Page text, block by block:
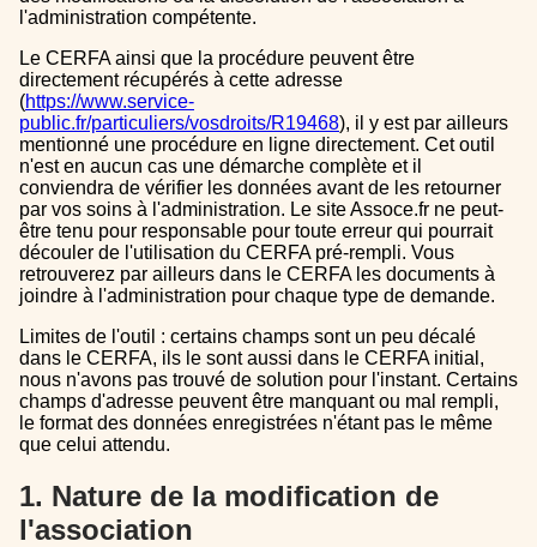
l'administration compétente.
Le CERFA ainsi que la procédure peuvent être
directement récupérés à cette adresse
(https://www.service-
public.fr/particuliers/vosdroits/R19468), il y est par ailleurs
mentionné une procédure en ligne directement. Cet outil
n'est en aucun cas une démarche complète et il
conviendra de vérifier les données avant de les retourner
par vos soins à l'administration. Le site Assoce.fr ne peut-
être tenu pour responsable pour toute erreur qui pourrait
découler de l'utilisation du CERFA pré-rempli. Vous
retrouverez par ailleurs dans le CERFA les documents à
joindre à l'administration pour chaque type de demande.
Limites de l'outil : certains champs sont un peu décalé
dans le CERFA, ils le sont aussi dans le CERFA initial,
nous n'avons pas trouvé de solution pour l'instant. Certains
champs d'adresse peuvent être manquant ou mal rempli,
le format des données enregistrées n'étant pas le même
que celui attendu.
1. Nature de la modification de
l'association